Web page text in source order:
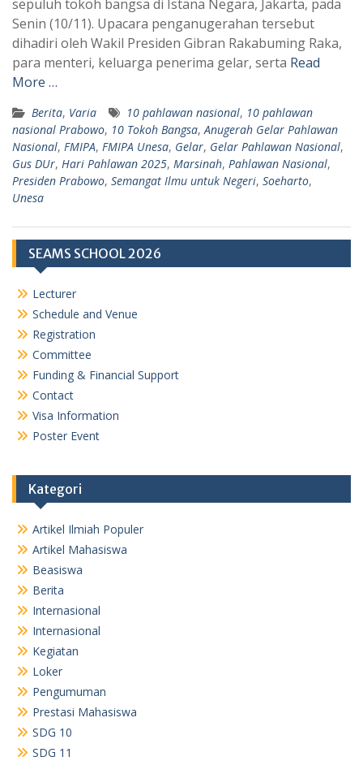
p
p
a
m
sepuluh tokoh bangsa di Istana Negara, Jakarta, pada
Senin (10/11). Upacara penganugerahan tersebut
dihadiri oleh Wakil Presiden Gibran Rakabuming Raka,
para menteri, keluarga penerima gelar, serta Read
More …
Berita, Varia 10 pahlawan nasional, 10 pahlawan
nasional Prabowo, 10 Tokoh Bangsa, Anugerah Gelar Pahlawan
Nasional, FMIPA, FMIPA Unesa, Gelar, Gelar Pahlawan Nasional,
Gus DUr, Hari Pahlawan 2025, Marsinah, Pahlawan Nasional,
Presiden Prabowo, Semangat Ilmu untuk Negeri, Soeharto,
Unesa
SEAMS SCHOOL 2026
Lecturer
Schedule and Venue
Registration
Committee
Funding & Financial Support
Contact
Visa Information
Poster Event
Kategori
Artikel Ilmiah Populer
Artikel Mahasiswa
Beasiswa
Berita
Internasional
Internasional
Kegiatan
Loker
Pengumuman
Prestasi Mahasiswa
SDG 10
SDG 11